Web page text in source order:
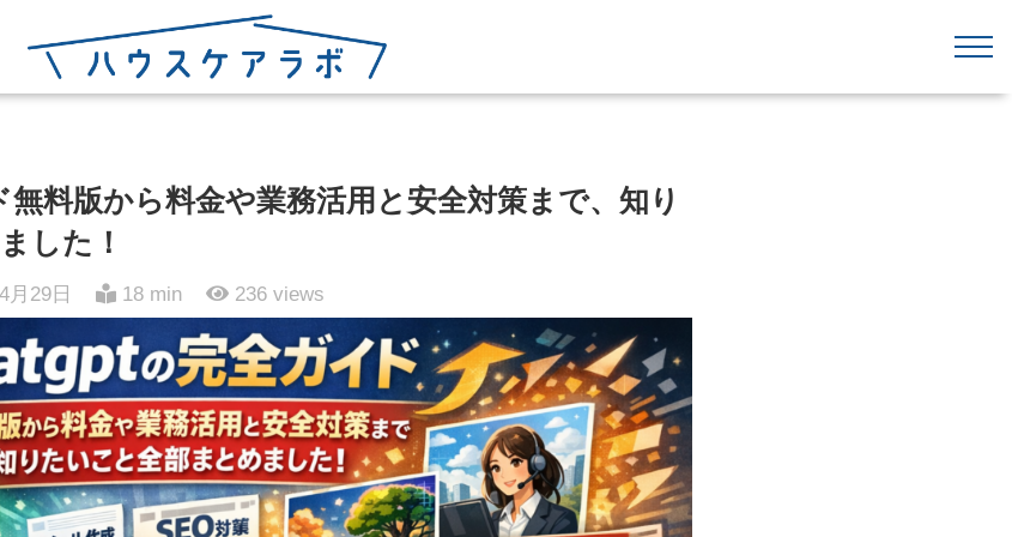
料版から料金や業務活用と安全対策まで、知り
した！
月29日 18 min 236 views